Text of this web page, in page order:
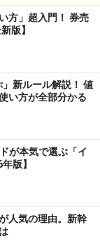
平駅に到着。片
れていた。列
発着を歓迎す
佐久へようこ
しい。窓向きの
ちが立って大
かったが、す
てくれた。
方」超入門！ 券売
版】
」新ルール解説！ 値
い方が全部分かる
が本気で選ぶ「イ
版】
人気の理由。新幹